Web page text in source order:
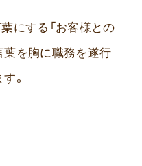
にする「お客様との
葉を胸に職務を遂行
。